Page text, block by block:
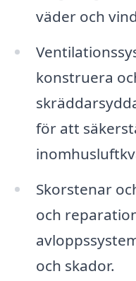
väder och
konstruera
för att
Skorstenar
och
och skador.